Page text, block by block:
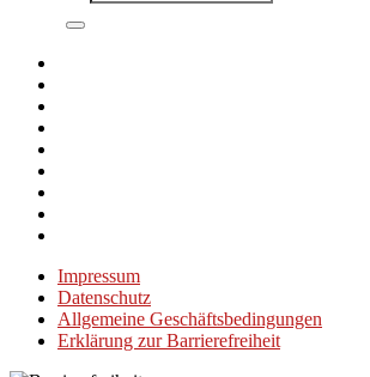
Impressum
Datenschutz
Allgemeine Geschäftsbedingungen
Erklärung zur Barrierefreiheit